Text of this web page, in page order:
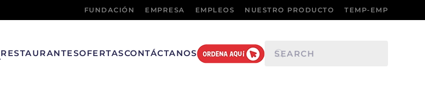
FUNDACIÓN EMPRESA EMPLEOS NUESTRO PRODUCTO TEMP-EMP
RESTAURANTESOFERTASCONTÁCTANOS